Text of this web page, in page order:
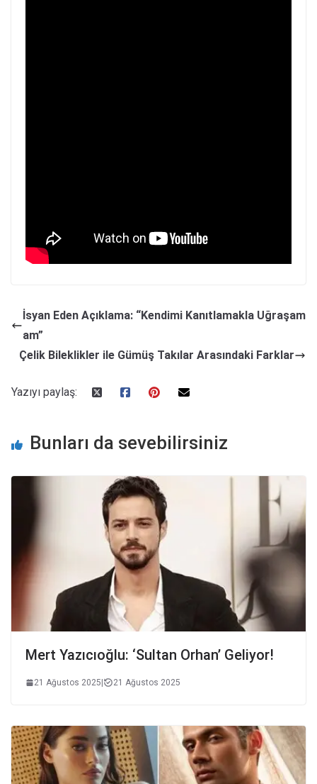
İsyan Eden Açıklama: “Kendimi Kanıtlamakla Uğraşam
am”
Çelik Bileklikler ile Gümüş Takılar Arasındaki Farklar
Yazıyı paylaş:
Bunları da sevebilirsiniz
Mert Yazıcıoğlu: ‘Sultan Orhan’ Geliyor!
21 Ağustos 2025| 21 Ağustos 2025